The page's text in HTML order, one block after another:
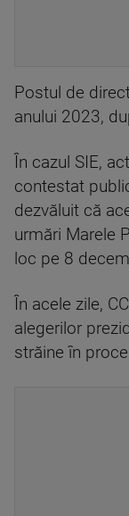
Postul de
anului 2023,
În cazul SIE,
contestat
dezvăluit că
urmări Marele
loc pe 8
În acele zile,
alegerilor
străine în